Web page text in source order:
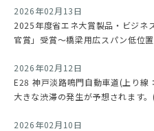
2026年02月13日
2025年度省エネ大賞製品・ビジネ
官賞」受賞～橋梁用広スパン低位置
2026年02月12日
E28 神戸淡路鳴門自動車道(上り
大きな渋滞の発生が予想されます
2026年02月10日